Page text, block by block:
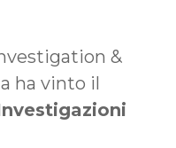
&
ha vinto il